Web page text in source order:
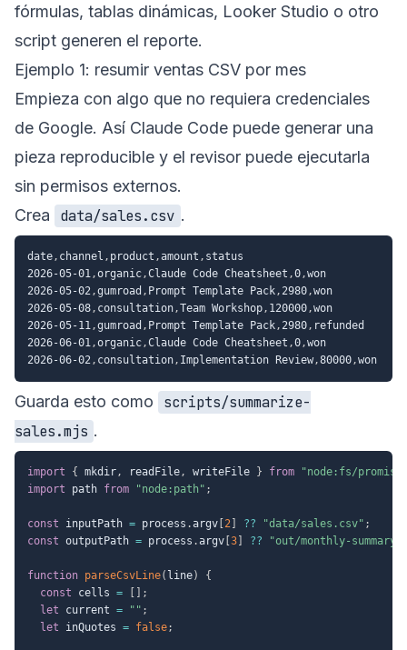
fórmulas, tablas dinámicas, Looker Studio o otro
script generen el reporte.
Ejemplo 1: resumir ventas CSV por mes
Empieza con algo que no requiera credenciales
de Google. Así Claude Code puede generar una
pieza reproducible y el revisor puede ejecutarla
sin permisos externos.
Crea
data/sales.csv .
date, channel , product ,amount , status
2026-05-01,organic,Claude Code Cheatsheet ,0,won
2026-05-02,gumroad , Prompt Template Pack, 2980,won
2026-05-08, consultation,Team Workshop, 120000,won
2026-05-11,gumroad , Prompt Template Pack, 2980, refunded
2026-06-01,organic,Claude Code Cheatsheet ,0,won
2026-06-02, consultation, Implementation Review,80000,won
Guarda esto como
scripts/summarize-
sales.mjs .
import { mkdir, readFile, writeFile } from
"node:fs/
import path from "node:path" ;
const inputPath = process .argv 2 ?? "data/sales.csv" ;
const outputPath = process .argv 3 ?? "out/monthly-
function parseCsvLine( line)
{
const cells =
;
let current = "" ;
let inQuotes = false;